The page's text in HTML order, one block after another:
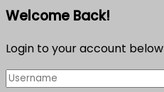
Welcome Back!
Login to your account below